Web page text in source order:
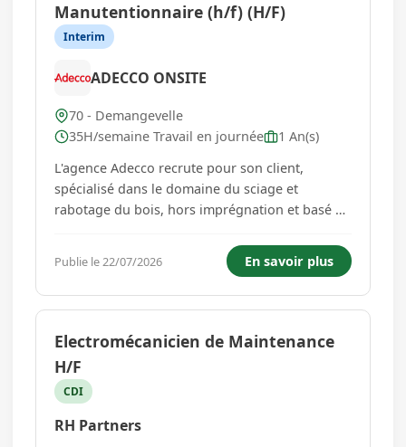
Manutentionnaire (h/f) (H/F)
Interim
ADECCO ONSITE
70 - Demangevelle
35H/semaine Travail en journée
1 An(s)
L'agence Adecco recrute pour son client,
spécialisé dans le domaine du sciage et
rabotage du bois, hors imprégnation et basé à
Manutentionnaires (h/f) en Intérim pour une
mission de longue durée. Notre client est une
entreprise renommée dans le secteur du sciage
et...
Publie le 22/07/2026 En savoir plus
Electromécanicien de Maintenance
H/F
CDI
RH Partners